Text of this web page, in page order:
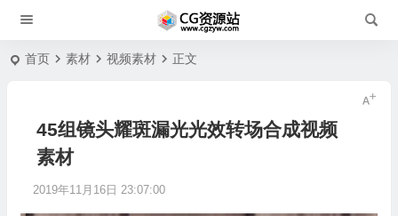
首页 素材 视频素材 正文
45组镜头耀斑漏光光效转场合成视频
素材
2019年11月16日 23:07:00